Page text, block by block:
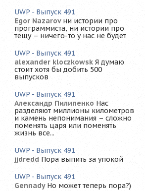
UWP - Выпуск 491
Egor Nazarov ни истории про
программиста, ни истории про
тещу – ничего-то у нас не будет
UWP - Выпуск 491
alexander kloczkowsk Я думаю
стоит хотя бы добить 500
выпусков
UWP - Выпуск 491
Александр Пилипенко Нас
разделяют миллионы километров
и камень непонимания – сложно
поменять царя или поменять
жизнь все...
UWP - Выпуск 491
jjdredd Пора выпить за упокой
UWP - Выпуск 491
Gennady Но может теперь пора?)